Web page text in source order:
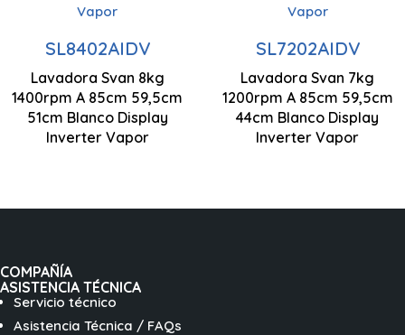
SL8402AIDV
Lavadora Svan 8kg
1400rpm A 85cm 59,5cm
51cm Blanco Display
Inverter Vapor
Centrifugado
1400 rpm
Motor Inverter
LED
850 x 595 x 510
mm
SL7202AIDV
Lavadora Svan 7kg
1200rpm A 85cm 59,5cm
44cm Blanco Display
Inverter Vapor
Centrifugado
1200 rpm
Motor Inverter
COMPAÑÍA
ASISTENCIA TÉCNICA
Servicio técnico
Asistencia Técnica / FAQs